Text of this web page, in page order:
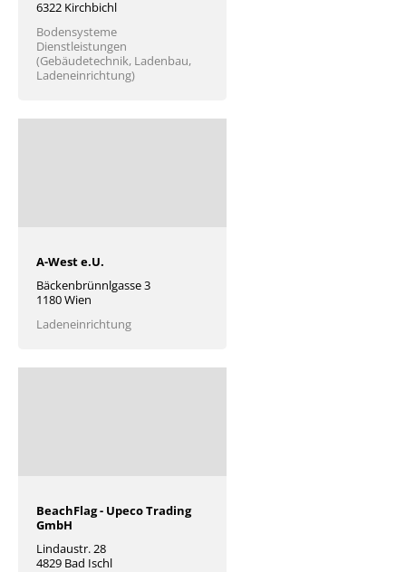
6322 Kirchbichl
Bodensysteme
Dienstleistungen
(Gebäudetechnik, Ladenbau,
Ladeneinrichtung)
A-West e.U.
Bäckenbrünnlgasse 3
1180 Wien
Ladeneinrichtung
BeachFlag - Upeco Trading
GmbH
Lindaustr. 28
4829 Bad Ischl